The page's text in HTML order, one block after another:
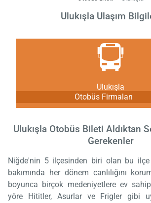
Ulukışla Ulaşım
Ulukışla
Otobüs Firmaları
Ulukışla Otobüs Bileti Aldıktan
Gerekenler
Niğde'nin 5 ilçesinden biri olan bu
bakımında her dönem canlılığını
boyunca birçok medeniyetlere ev
yöre Hititler, Asurlar ve Frigler gibi